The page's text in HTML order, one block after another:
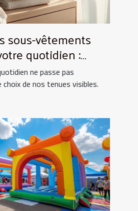
sous-vêtements
quotidien :
ne passe pas
choix de nos tenues visibles.